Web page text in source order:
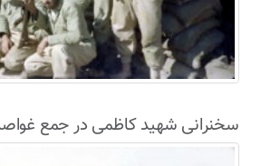
سخنرانی شهید کاظمی در جمع غواصان